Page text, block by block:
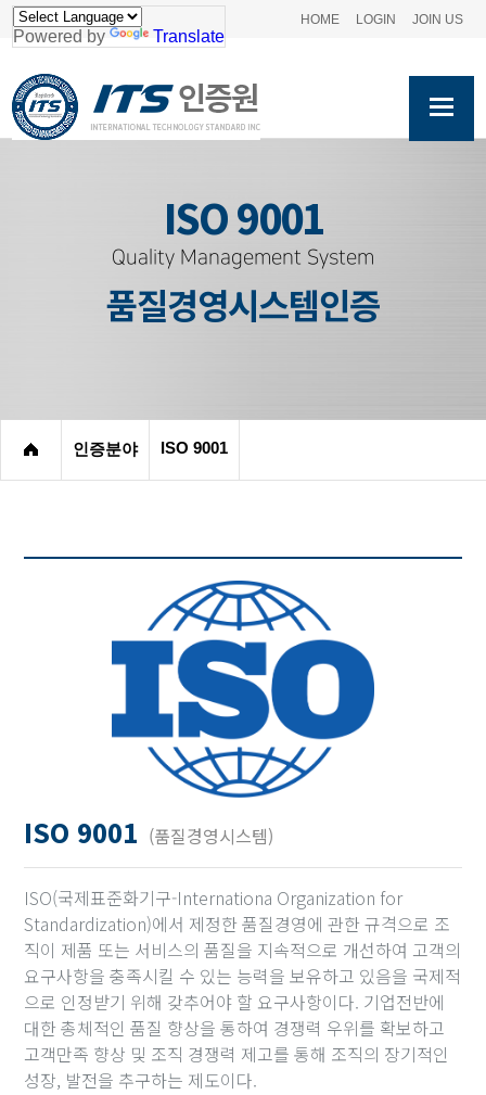
Powered by Translate
HOME LOGIN JOIN US
ISO 9001
Quality Management System
품질경영시스템인증
인증분야 ISO 9001
ISO 9001 (품질경영시스템)
ISO(국제표준화기구-Internationa Organization for
Standardization)에서 제정한 품질경영에 관한 규격으로 조
직이 제품 또는 서비스의 품질을 지속적으로 개선하여 고객의
요구사항을 충족시킬 수 있는 능력을 보유하고 있음을 국제적
으로 인정받기 위해 갖추어야 할 요구사항이다. 기업전반에
대한 총체적인 품질 향상을 통하여 경쟁력 우위를 확보하고
고객만족 향상 및 조직 경쟁력 제고를 통해 조직의 장기적인
성장, 발전을 추구하는 제도이다.